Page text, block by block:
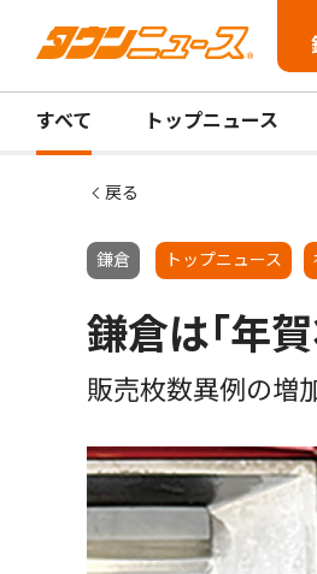
すべて トップニュース
戻る
鎌倉 トップニュース
鎌倉は｢年
販売枚数異例の増